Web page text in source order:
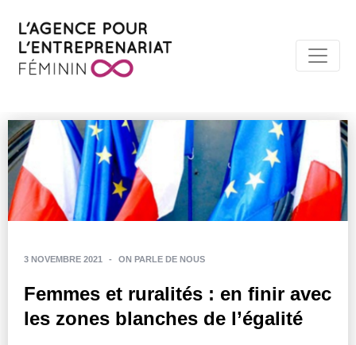
3 NOVEMBRE 2021 - ON PARLE DE NOUS
Femmes et ruralités : en finir avec
les zones blanches de l’égalité